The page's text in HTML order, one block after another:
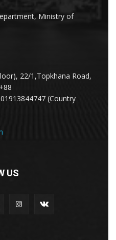
Ministry of
22/1,Topkhana Road,
(Country
US